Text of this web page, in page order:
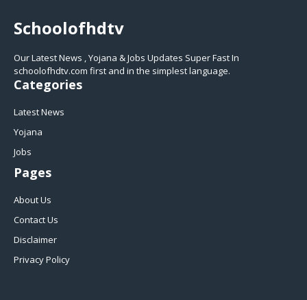
Schoolofhdtv
Our Latest News , Yojana & Jobs Updates Super Fast In
schoolofhdtv.com first and in the simplest language.
Categories
Latest News
Yojana
Jobs
Pages
About Us
Contact Us
Disclaimer
Privacy Policy